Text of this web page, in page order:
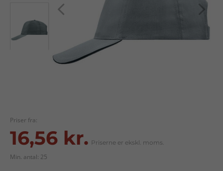
Priser fra:
16,56 kr. Priserne er ekskl. moms.
Min. antal: 25